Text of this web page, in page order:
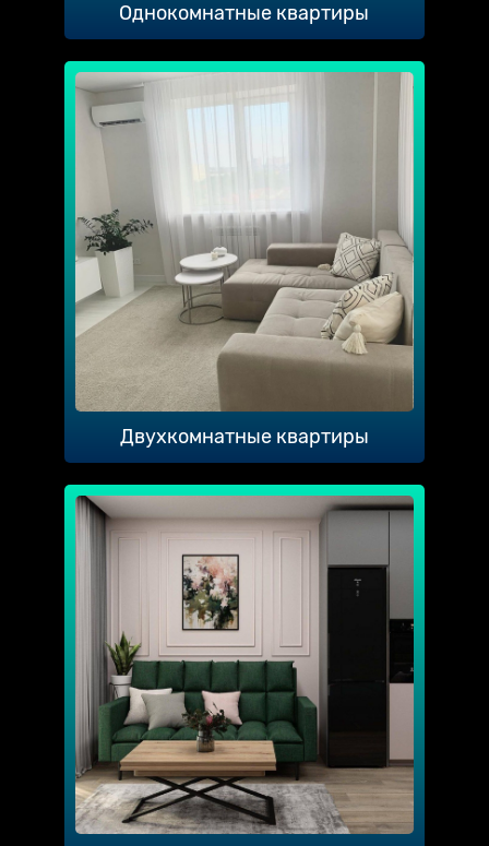
Однокомнатные квартиры
Двухкомнатные квартиры